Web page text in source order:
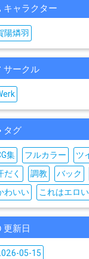
キャラクター
陽燐羽
サークル
タグ
集 フルカラー ツ
だく
調教 バック
わいい
これはエロい
更新日
05-15